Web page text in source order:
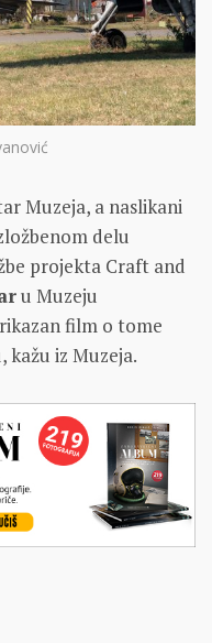
Muzeja, a naslikani
delu
projekta Craft and
u Muzeju
film o tome
iz Muzeja.